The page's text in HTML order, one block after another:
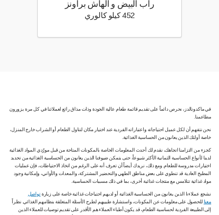
راب البيض و الهاش براونز
452 كيلو كالوري
في ماكدونالدز، نحرص دائماً على تقديم قائمة طعام عالية الجودة وذات مذاق رائع لعملائنا في كل مرة يزورون
مطاعمنا.
نحن نتفهم أن لكل عميل احتياجاته واعتباراته الفردية عند اختيار مكان لتناول الطعام أو الشراب خارج المنزل،
خاصة أولئك الذين يعانون من الحساسية الغذائية.
كجزء من التزامنا اتجاهك، نقدم لك أحدث المعلومات الخاصة بالمكونات المتاحة من قبل مورّدي المواد الغذائية
لدينا لأنواع الحساسية الثمانية الأكثر شيوعاً، حتى يتمكن ضيوفنا الذين يعانون من الحساسية الغذائية من تحديد
اختيارات مدروسة للطعام. ومع ذلك، نريدك أيضاً أن تعرف أنه على الرغم من اتخاذ الاحتياطات، فإن عمليات
المطبخ العادية قد تنطوي على بعض مناطق الطهي والتحضير المشتركة، والمعدات والأواني، وإمكانية وجود
مواد غذائية تتلامس مع منتجات غذائية أخرى، بما في ذلك مسببات الحساسية.
نشجع عملاءنا الذين يعانون من الحساسية الغذائية أو لديهم احتياجات غذائية خاصة على زيارةتواصل
معنا للحصول على معلومات عن المكونات، واستشارة طبيبهم لطرح الأسئلة المتعلقة بنظامهم الغذائي. نظراً
إلى الطبيعة الفردية لحساسية الطعام، قد يكون أطباء العملاء هم الأقدر على تقديم توصيات للعملاء الذين